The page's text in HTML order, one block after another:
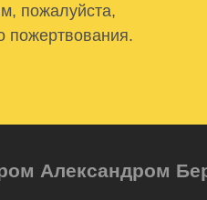
пожалуйста,
пожертвования.
Александром